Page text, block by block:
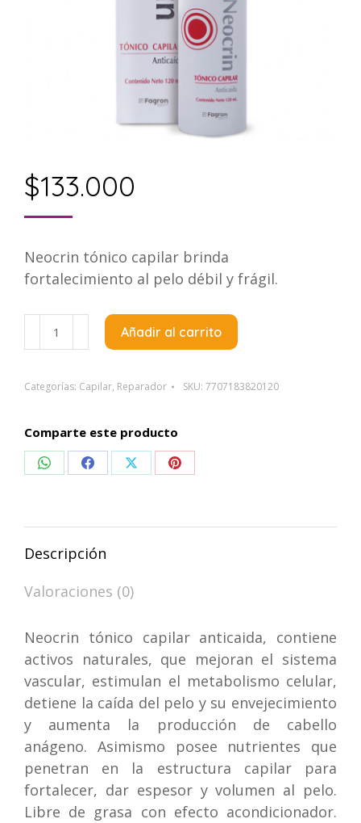
$133.000
Neocrin tónico capilar brinda
fortalecimiento al pelo débil y frágil.
Fagron
Neocrin
Capilar
X120Ml
cantidad
Añadir al carrito
Categorías: Capilar, Reparador SKU: 7707183820120
Comparte este producto
Compartir
WhatsApp
Compartir
Facebook
Compartir
X
Compartir
Pinterest
Descripción
Valoraciones (0)
Neocrin tónico capilar anticaida, contiene
activos naturales, que mejoran el sistema
vascular, estimulan el metabolismo celular,
detiene la caída del pelo y su envejecimiento
y aumenta la producción de cabello
anágeno. Asimismo posee nutrientes que
penetran en la estructura capilar para
fortalecer, dar espesor y volumen al pelo.
Libre de grasa con efecto acondicionador.